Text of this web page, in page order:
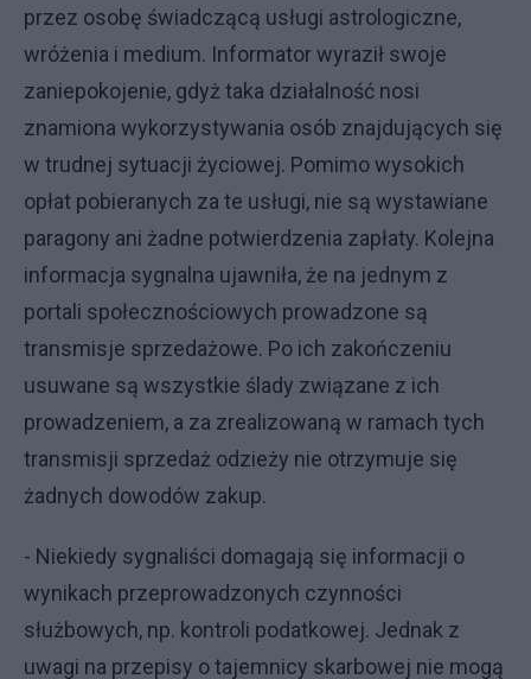
przez osobę świadczącą usługi astrologiczne,
wróżenia i medium. Informator wyraził swoje
zaniepokojenie, gdyż taka działalność nosi
znamiona wykorzystywania osób znajdujących się
w trudnej sytuacji życiowej. Pomimo wysokich
opłat pobieranych za te usługi, nie są wystawiane
paragony ani żadne potwierdzenia zapłaty. Kolejna
informacja sygnalna ujawniła, że na jednym z
portali społecznościowych prowadzone są
transmisje sprzedażowe. Po ich zakończeniu
usuwane są wszystkie ślady związane z ich
prowadzeniem, a za zrealizowaną w ramach tych
transmisji sprzedaż odzieży nie otrzymuje się
żadnych dowodów zakup.
- Niekiedy sygnaliści domagają się informacji o
wynikach przeprowadzonych czynności
służbowych, np. kontroli podatkowej. Jednak z
uwagi na przepisy o tajemnicy skarbowej nie mogą